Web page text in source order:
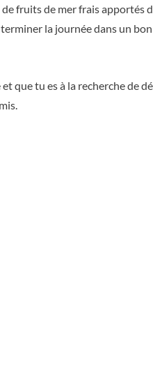
fruits de mer frais
la journée dans un
que tu es à la recherche de